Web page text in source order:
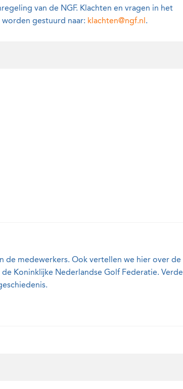
van de NGF. Klachten en vragen in het
gestuurd naar: klachten@ngf.nl .
de medewerkers. Ook vertellen we hier over de
Koninklijke Nederlandse Golf Federatie.